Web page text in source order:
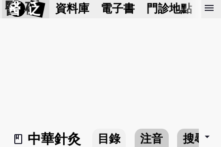
醫 砭 資料庫 電子書 門診地點 預
menu
book_2
中華針灸 目錄 注音 搜尋arrow_drop_down